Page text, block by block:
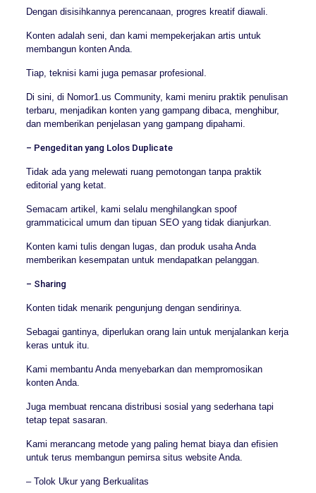
Dengan disisihkannya perencanaan, progres kreatif diawali.
Konten adalah seni, dan kami mempekerjakan artis untuk
membangun konten Anda.
Tiap, teknisi kami juga pemasar profesional.
Di sini, di Nomor1.us Community, kami meniru praktik penulisan
terbaru, menjadikan konten yang gampang dibaca, menghibur,
dan memberikan penjelasan yang gampang dipahami.
– Pengeditan yang Lolos Duplicate
Tidak ada yang melewati ruang pemotongan tanpa praktik
editorial yang ketat.
Semacam artikel, kami selalu menghilangkan spoof
grammaticical umum dan tipuan SEO yang tidak dianjurkan.
Konten kami tulis dengan lugas, dan produk usaha Anda
memberikan kesempatan untuk mendapatkan pelanggan.
– Sharing
Konten tidak menarik pengunjung dengan sendirinya.
Sebagai gantinya, diperlukan orang lain untuk menjalankan kerja
keras untuk itu.
Kami membantu Anda menyebarkan dan mempromosikan
konten Anda.
Juga membuat rencana distribusi sosial yang sederhana tapi
tetap tepat sasaran.
Kami merancang metode yang paling hemat biaya dan efisien
untuk terus membangun pemirsa situs website Anda.
– Tolok Ukur yang Berkualitas